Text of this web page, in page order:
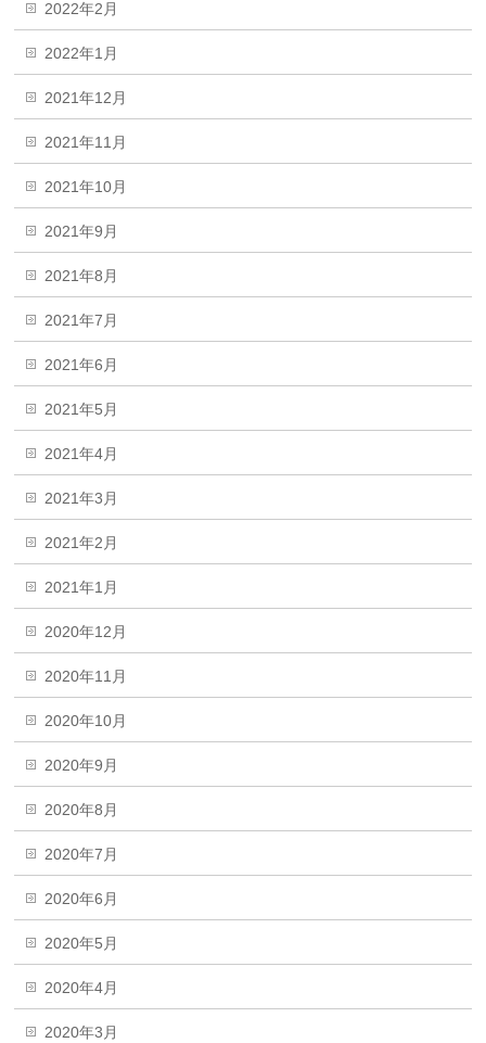
2022年2月
2022年1月
2021年12月
2021年11月
2021年10月
2021年9月
2021年8月
2021年7月
2021年6月
2021年5月
2021年4月
2021年3月
2021年2月
2021年1月
2020年12月
2020年11月
2020年10月
2020年9月
2020年8月
2020年7月
2020年6月
2020年5月
2020年4月
2020年3月